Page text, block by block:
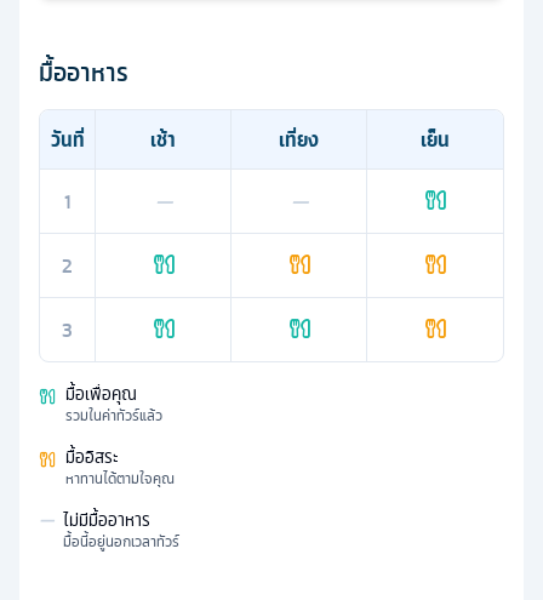
มื้ออาหาร
วันที่ เช้า เที่ยง
เย็น
1
— —
2
3
มื้อเพื่อคุณ
รวมในค่าทัวร์แล้ว
มื้ออิสระ
หาทานได้ตามใจคุณ
— ไม่มีมื้ออาหาร
มื้อนี้อยู่นอกเวลาทัวร์